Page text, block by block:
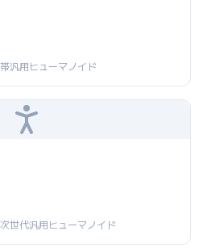
汎用ヒューマノイド
世代汎用ヒューマノイド